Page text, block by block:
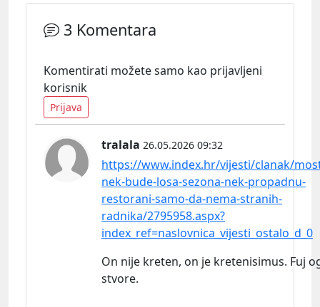
3 Komentara
Komentirati možete samo kao prijavljeni
korisnik
Prijava
tralala 26.05.2026 09:32
https://www.index.hr/vijesti/clanak/
nek-bude-losa-sezona-nek-propadnu-
restorani-samo-da-nema-stranih-
radnika/2795958.aspx?
index_ref=naslovnica_vijesti_ostalo_d_0
On nije kreten, on je kretenisimus. Fuj
stvore.